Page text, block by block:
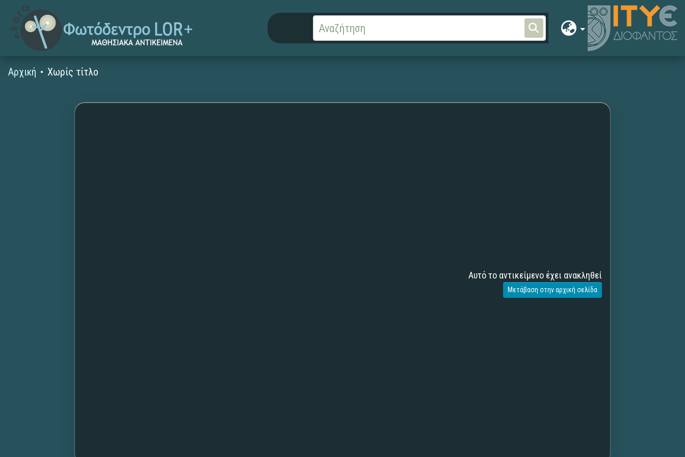
Αρχική Χωρίς τίτλο
Αυτό το αντικείμενο έχει ανακληθεί
Μετάβαση στην αρχική σελίδα